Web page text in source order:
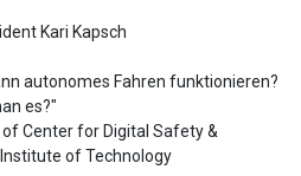
Kari Kapsch
autonomes Fahren funktionieren?
es?"
of Center for Digital Safety &
of Technology